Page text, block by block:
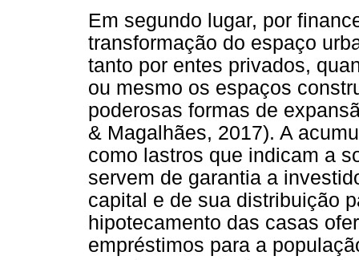
Em segundo lugar, por
transformação do espaço
tanto por entes privados,
ou mesmo os espaços
poderosas formas de
& Magalhães, 2017). A
como lastros que indicam a
servem de garantia a
capital e de sua distribuição
hipotecamento das casas
empréstimos para a